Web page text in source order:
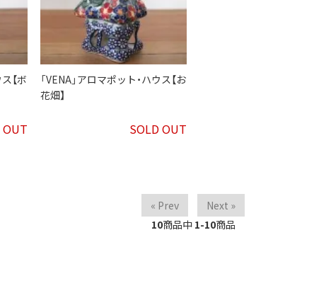
【ボ
OUT
「VENA」アロマポット・ハウス【お
花畑】
SOLD OUT
« Prev
Next »
10商品中 1-10商品